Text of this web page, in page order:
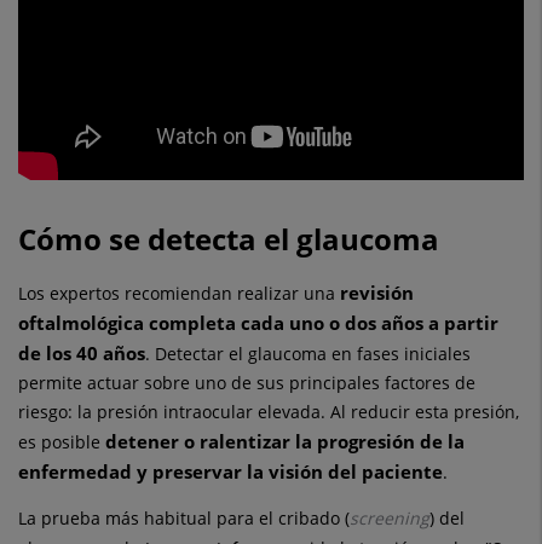
Cómo se detecta el glaucoma
Los expertos recomiendan realizar una revisión
oftalmológica completa cada uno o dos años a partir
de los 40 años. Detectar el glaucoma en fases iniciales
permite actuar sobre uno de sus principales factores de
riesgo: la presión intraocular elevada. Al reducir esta presión,
es posible detener o ralentizar la progresión de la
enfermedad y preservar la visión del paciente.
La prueba más habitual para el cribado (screening) del